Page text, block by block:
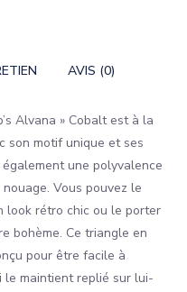
AVIS (0)
Alvana » Cobalt est à la
son motif unique et ses
une polyvalence
Vous pouvez le
look rétro chic ou le porter
bohème. Ce triangle en
pour être facile à
le maintient replié sur lui-